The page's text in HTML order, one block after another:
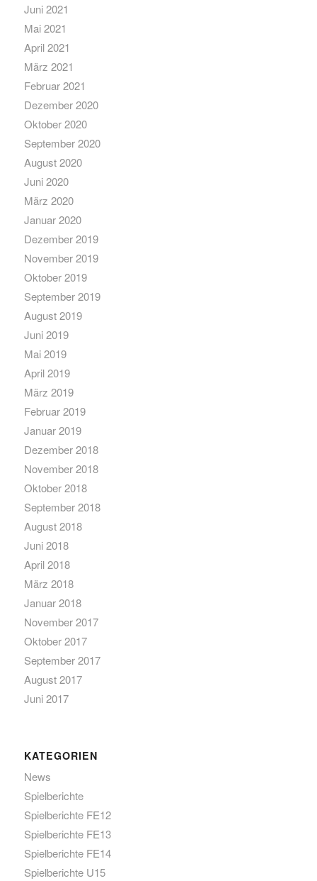
Juni 2021
Mai 2021
April 2021
März 2021
Februar 2021
Dezember 2020
Oktober 2020
September 2020
August 2020
Juni 2020
März 2020
Januar 2020
Dezember 2019
November 2019
Oktober 2019
September 2019
August 2019
Juni 2019
Mai 2019
April 2019
März 2019
Februar 2019
Januar 2019
Dezember 2018
November 2018
Oktober 2018
September 2018
August 2018
Juni 2018
April 2018
März 2018
Januar 2018
November 2017
Oktober 2017
September 2017
August 2017
Juni 2017
KATEGORIEN
News
Spielberichte
Spielberichte FE12
Spielberichte FE13
Spielberichte FE14
Spielberichte U15